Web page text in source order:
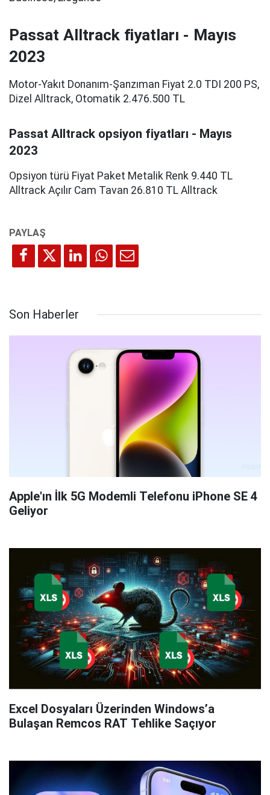
Passat Alltrack fiyatları - Mayıs
2023
Motor-Yakıt Donanım-Şanzıman Fiyat 2.0 TDI 200 PS,
Dizel Alltrack, Otomatik 2.476.500 TL
Passat Alltrack opsiyon fiyatları - Mayıs
2023
Opsiyon türü Fiyat Paket Metalik Renk 9.440 TL
Alltrack Açılır Cam Tavan 26.810 TL Alltrack
Son Haberler
Apple'ın İlk 5G Modemli Telefonu iPhone SE 4
Geliyor
Excel Dosyaları Üzerinden Windows’a
Bulaşan Remcos RAT Tehlike Saçıyor